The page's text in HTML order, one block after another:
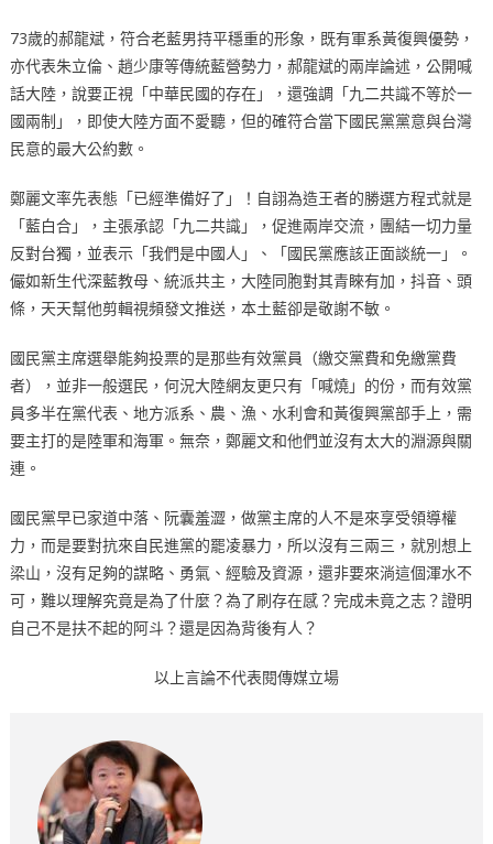
73歲的郝龍斌，符合老藍男持平穩重的形象，既有軍系黃復興優勢，
亦代表朱立倫、趙少康等傳統藍營勢力，郝龍斌的兩岸論述，公開喊
話大陸，說要正視「中華民國的存在」，還強調「九二共識不等於一
國兩制」，即使大陸方面不愛聽，但的確符合當下國民黨黨意與台灣
民意的最大公約數。
鄭麗文率先表態「已經準備好了」！自詡為造王者的勝選方程式就是
「藍白合」，主張承認「九二共識」，促進兩岸交流，團結一切力量
反對台獨，並表示「我們是中國人」、「國民黨應該正面談統一」。
儼如新生代深藍教母、統派共主，大陸同胞對其青睞有加，抖音、頭
條，天天幫他剪輯視頻發文推送，本土藍卻是敬謝不敏。
國民黨主席選舉能夠投票的是那些有效黨員（繳交黨費和免繳黨費
者），並非一般選民，何況大陸網友更只有「喊燒」的份，而有效黨
員多半在黨代表、地方派系、農、漁、水利會和黃復興黨部手上，需
要主打的是陸軍和海軍。無奈，鄭麗文和他們並沒有太大的淵源與關
連。
國民黨早已家道中落、阮囊羞澀，做黨主席的人不是來享受領導權
力，而是要對抗來自民進黨的罷凌暴力，所以沒有三兩三，就別想上
梁山，沒有足夠的謀略、勇氣、經驗及資源，還非要來淌這個渾水不
可，難以理解究竟是為了什麼？為了刷存在感？完成未竟之志？證明
自己不是扶不起的阿斗？還是因為背後有人？
以上言論不代表閱傳媒立場